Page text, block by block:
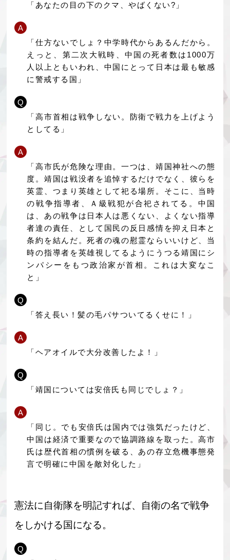
「あなたの目の下のクマ、やばくない?」
A
「仕方ないでしょ？中学時代からあるんだから。
えっと、第二次大戦時、中国の死者数は1000万
人以上ともいわれ、中国にとって日本は最も敏感
に警戒する国」
Q
「高市首相は戦争しない。防衛で戦力を上げよう
としてる」
A
「高市氏が危険な理由。一つは、靖国神社への態
度。靖国は戦没者を追悼するだけでなく、彼らを
英霊、つまり英雄として祀る場所。そこに、当時
の戦争指導者、Ａ級戦犯が合祀されてる。中国
は、あの戦争は日本人は悪くない、よくない指導
者達の責任、として国民の反日感情を抑え日本と
条約を結んだ。死者の魂の慰霊ならいいけど、当
時の指導者を英雄視してるようにうつる靖国にシ
ンパシーをもつ政治家が首相。これは大変なこ
と」
Q
「答え長い！髪の毛パサついてるくせに！」
A
「ヘアオイルで大分改善したよ！」
Q
「靖国については安倍氏も同じでしょ？」
A
「同じ。でも安倍氏は国内では強気だったけど、
中国は経済で重要なので協調路線を取った。高市
氏は歴代首相の慣例を破る、あの存立危機事態発
言で明確に中国を敵対化した」
憲法に自衛隊を明記すれば、自衛の名で戦争
をしかける国になる。
Q